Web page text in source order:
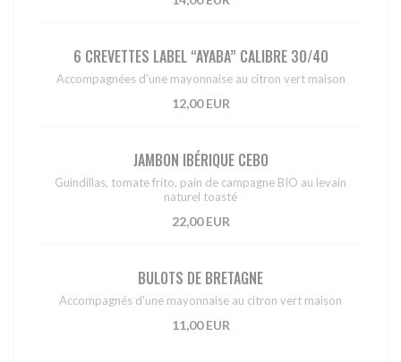
6 CREVETTES LABEL “AYABA” CALIBRE 30/40
Accompagnées d'une mayonnaise au citron vert maison
12,00 EUR
JAMBON IBÉRIQUE CEBO
Guindillas, tomate frito, pain de campagne BIO au levain
naturel toasté
22,00 EUR
BULOTS DE BRETAGNE
Accompagnés d'une mayonnaise au citron vert maison
11,00 EUR